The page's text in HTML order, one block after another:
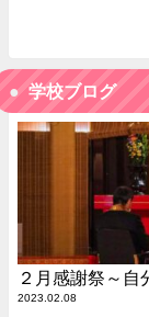
学校ブログ
２月感謝祭～自
2023.02.08